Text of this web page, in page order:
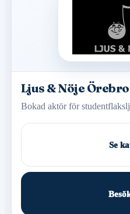
Ljus & Nöje Örebro
Bokad aktör för
Se